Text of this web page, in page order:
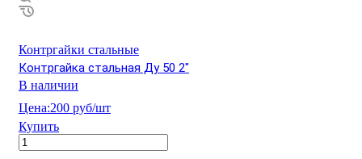
Контргайки стальные
Контргайка стальная Ду 50 2"
В наличии
Цена:200 руб/шт
Купить